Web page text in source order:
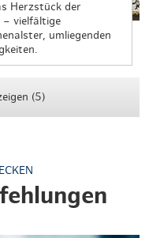
Herzstück der
– vielfältige
umliegenden
(5)